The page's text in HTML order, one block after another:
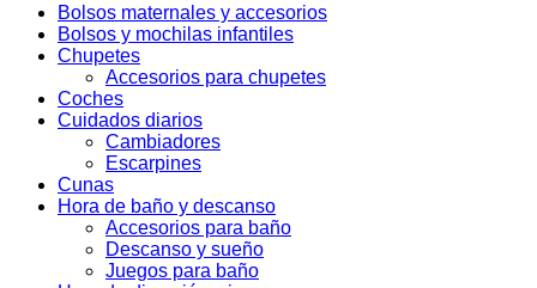
Bolsos maternales y accesorios
Bolsos y mochilas infantiles
Chupetes
Accesorios para chupetes
Coches
Cuidados diarios
Cambiadores
Escarpines
Cunas
Hora de baño y descanso
Accesorios para baño
Descanso y sueño
Juegos para baño